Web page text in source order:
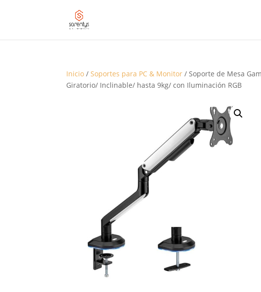
Inicio /Soportes para PC & Monitor / Soporte de Mesa
Giratorio/ Inclinable/ hasta 9kg/ con Iluminación RGB